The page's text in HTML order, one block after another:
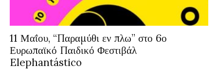
11 Μαΐου, “Παραμύθι εν πλω” στο 6ο
Ευρωπαϊκό Παιδικό Φεστιβάλ
Elephantástico